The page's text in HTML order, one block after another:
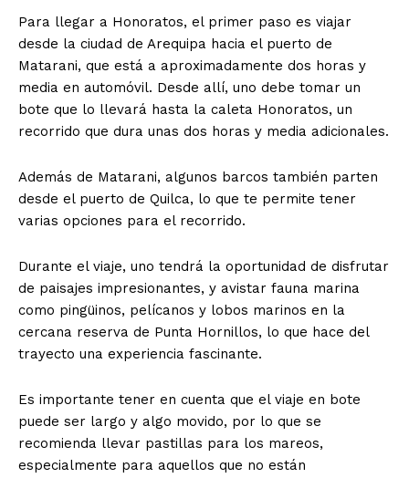
Para llegar a Honoratos, el primer paso es viajar
desde la ciudad de Arequipa hacia el puerto de
Matarani, que está a aproximadamente dos horas y
media en automóvil. Desde allí, uno debe tomar un
bote que lo llevará hasta la caleta Honoratos, un
recorrido que dura unas dos horas y media adicionales.
Además de Matarani, algunos barcos también parten
desde el puerto de Quilca, lo que te permite tener
varias opciones para el recorrido.
Durante el viaje, uno tendrá la oportunidad de disfrutar
de paisajes impresionantes, y avistar fauna marina
como pingüinos, pelícanos y lobos marinos en la
cercana reserva de Punta Hornillos, lo que hace del
trayecto una experiencia fascinante.
Es importante tener en cuenta que el viaje en bote
puede ser largo y algo movido, por lo que se
recomienda llevar pastillas para los mareos,
especialmente para aquellos que no están